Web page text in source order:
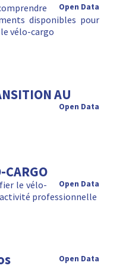
Open Data
disponibles pour
vélo-cargo
AU
Open Data
CARGO
Open Data
le vélo-
professionnelle
Open Data